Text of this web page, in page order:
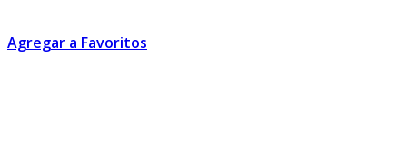
Agregar a Favoritos